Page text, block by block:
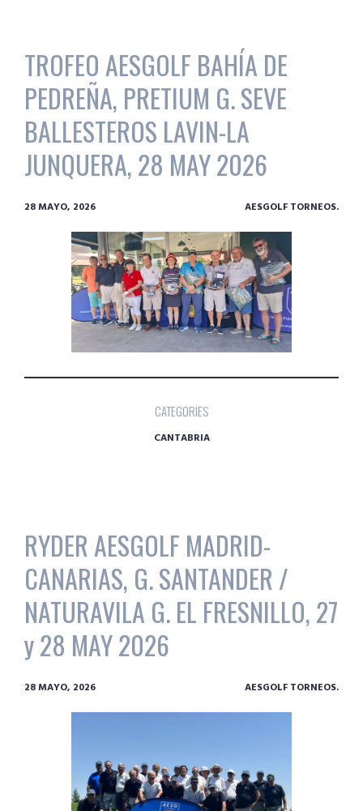
TROFEO AESGOLF BAHÍA DE
PEDREÑA, PRETIUM G. SEVE
BALLESTEROS LAVIN-LA
JUNQUERA, 28 MAY 2026
28 MAYO, 2026 AESGOLF TORNEOS.
CATEGORIES
CANTABRIA
RYDER AESGOLF MADRID-
CANARIAS, G. SANTANDER /
NATURAVILA G. EL FRESNILLO, 27
y 28 MAY 2026
28 MAYO, 2026 AESGOLF TORNEOS.